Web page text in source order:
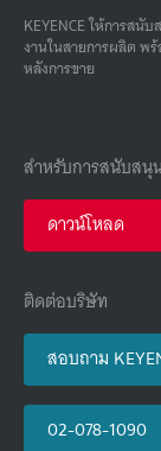
KEYENCE ให้การส
งานในสายการผลิต พ
หลังการขาย
สำหรับการสนับส
ดาวน์โหลด
ติดต่อบริษัท
สอบถาม
02-078-1090